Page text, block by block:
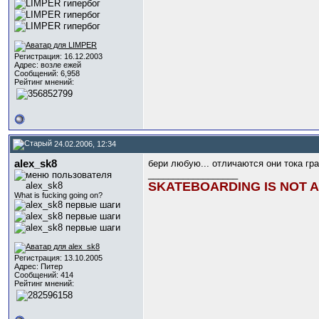
Регистрация: 16.12.2003
Адрес: возле ежей
Сообщений: 6,958
Рейтинг мнений:
24.02.2006, 12:34
alex_sk8
What is fucking going on?
Регистрация: 13.10.2005
Адрес: Питер
Сообщений: 414
Рейтинг мнений:
бери любую... отличаются они тока
SKATEBOARDING IS NOT